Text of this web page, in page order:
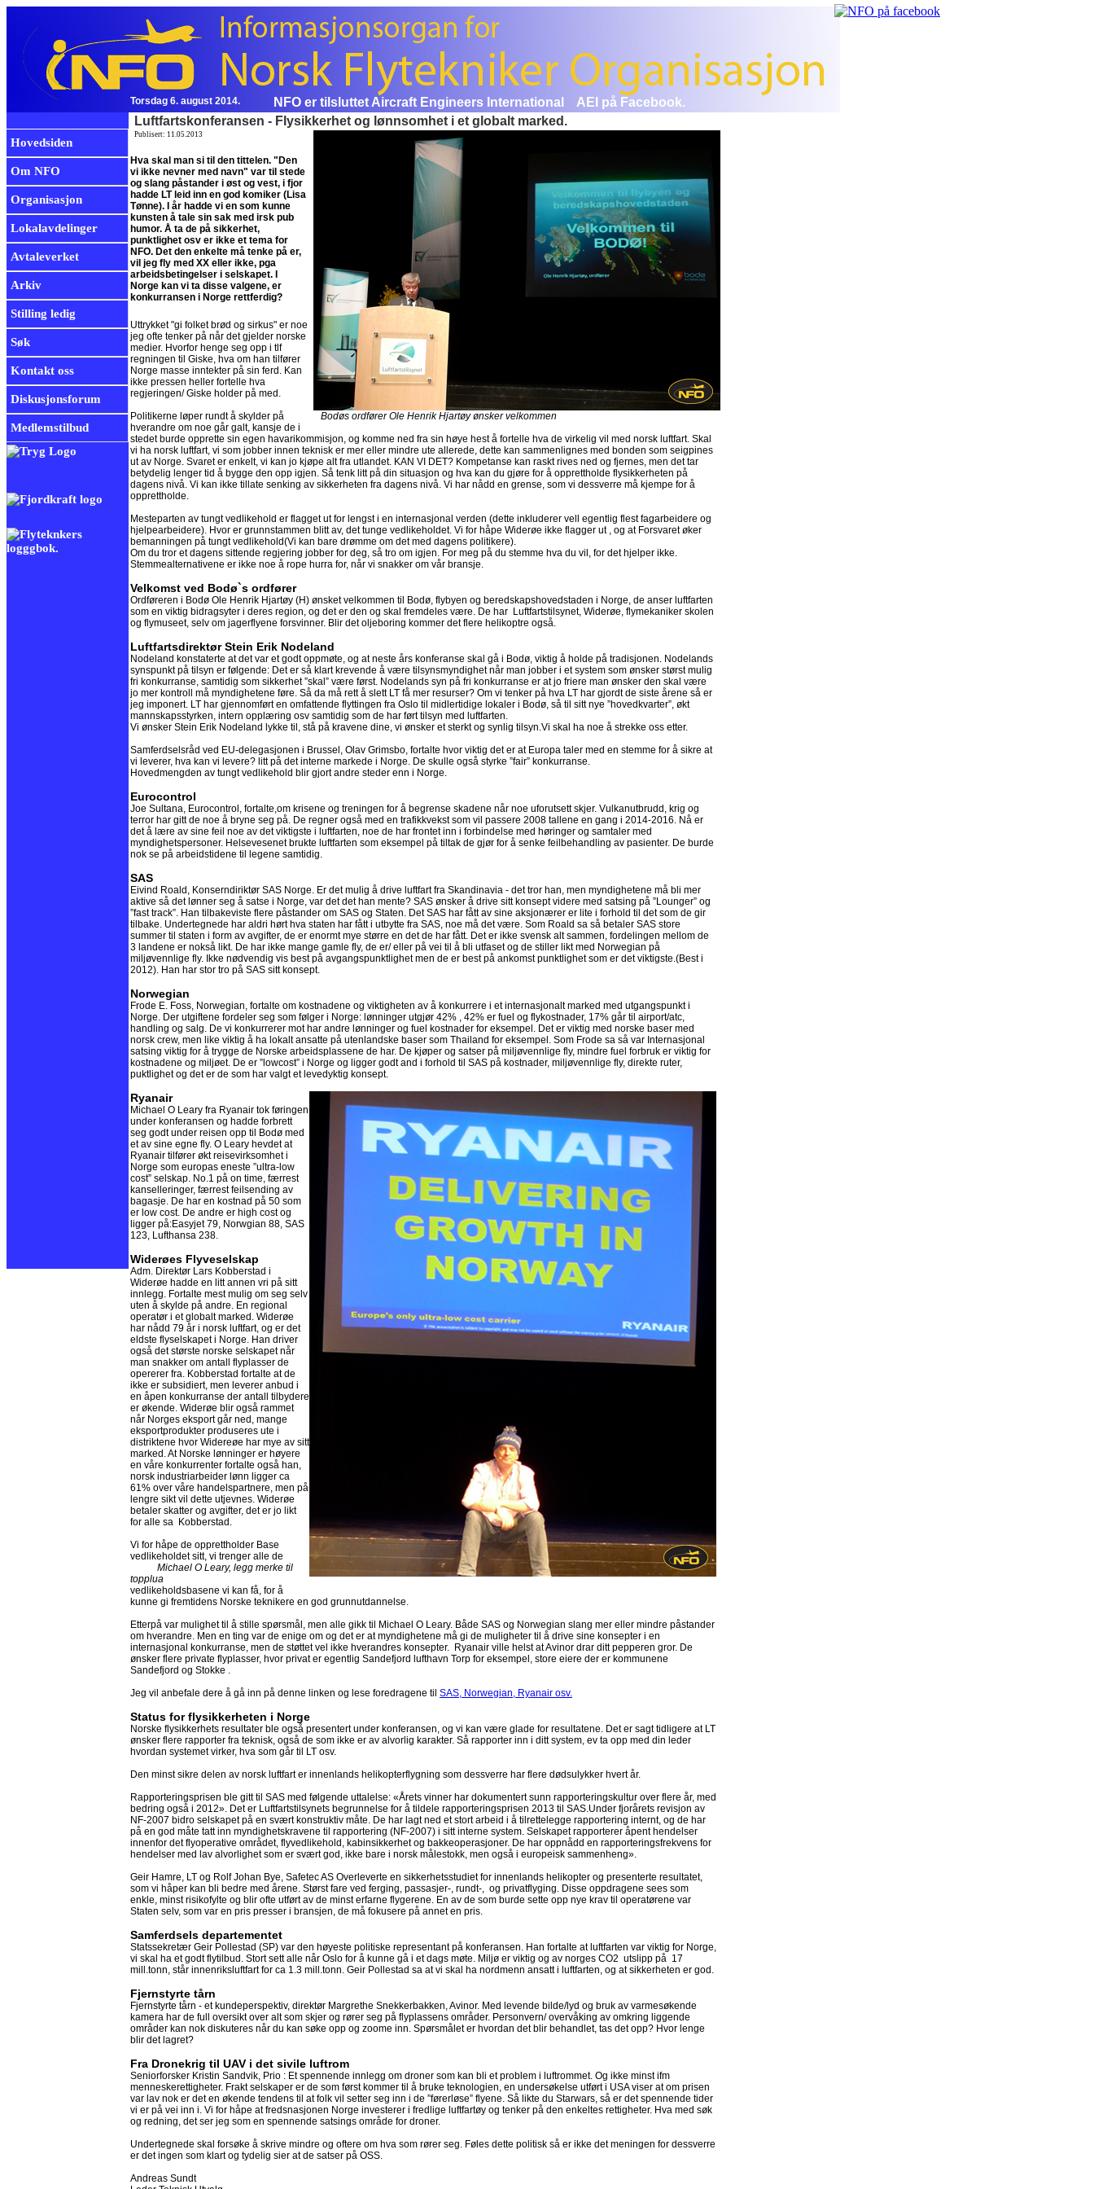
Torsdag 6. august 2014. NFO er tilsluttet Aircraft Engineers International AEI på Facebook.
Hovedsiden
Om NFO
Organisasjon
Lokalavdelinger
Avtaleverket
Arkiv
Stilling ledig
Søk
Kontakt oss
Diskusjonsforum
Medlemstilbud
Luftfartskonferansen - Flysikkerhet og lønnsomhet i et globalt marked.
Publisert: 11.05.2013
Hva skal man si til den tittelen. "Den
vi ikke nevner med navn" var til stede
og slang påstander i øst og vest, i fjor
hadde LT leid inn en god komiker (Lisa
Tønne). I år hadde vi en som kunne
kunsten å tale sin sak med irsk pub
humor. Å ta de på sikkerhet,
punktlighet osv er ikke et tema for
NFO. Det den enkelte må tenke på er,
vil jeg fly med XX eller ikke, pga
arbeidsbetingelser i selskapet. I
Norge kan vi ta disse valgene, er
konkurransen i Norge rettferdig?
Uttrykket "gi folket brød og sirkus" er noe
jeg ofte tenker på når det gjelder norske
medier. Hvorfor henge seg opp i tlf
regningen til Giske, hva om han tilfører
Norge masse inntekter på sin ferd. Kan
ikke pressen heller fortelle hva
regjeringen/ Giske holder på med.
Politikerne løper rundt å skylder på Bodøs ordfører Ole Henrik Hjartøy ønsker velkommen
hverandre om noe går galt, kansje de i
stedet burde opprette sin egen havarikommisjon, og komme ned fra sin høye hest å fortelle hva de virkelig vil med norsk luftfart. Skal
vi ha norsk luftfart, vi som jobber innen teknisk er mer eller mindre ute allerede, dette kan sammenlignes med bonden som seigpines
ut av Norge. Svaret er enkelt, vi kan jo kjøpe alt fra utlandet. KAN VI DET? Kompetanse kan raskt rives ned og fjernes, men det tar
betydelig lenger tid å bygge den opp igjen. Så tenk litt på din situasjon og hva kan du gjøre for å opprettholde flysikkerheten på
dagens nivå. Vi kan ikke tillate senking av sikkerheten fra dagens nivå. Vi har nådd en grense, som vi dessverre må kjempe for å
opprettholde.
Mesteparten av tungt vedlikehold er flagget ut for lengst i en internasjonal verden (dette inkluderer vell egentlig flest fagarbeidere og
hjelpearbeidere). Hvor er grunnstammen blitt av, det tunge vedlikeholdet. Vi for håpe Widerøe ikke flagger ut , og at Forsvaret øker
bemanningen på tungt vedlikehold(Vi kan bare drømme om det med dagens politikere).
Om du tror et dagens sittende regjering jobber for deg, så tro om igjen. For meg på du stemme hva du vil, for det hjelper ikke.
Stemmealternativene er ikke noe å rope hurra for, når vi snakker om vår bransje.
Velkomst ved Bodø`s ordfører
Ordføreren i Bodø Ole Henrik Hjartøy (H) ønsket velkommen til Bodø, flybyen og beredskapshovedstaden i Norge, de anser luftfarten
som en viktig bidragsyter i deres region, og det er den og skal fremdeles være. De har Luftfartstilsynet, Widerøe, flymekaniker skolen
og flymuseet, selv om jagerflyene forsvinner. Blir det oljeboring kommer det flere helikoptre også.
Luftfartsdirektør Stein Erik Nodeland
Nodeland konstaterte at det var et godt oppmøte, og at neste års konferanse skal gå i Bodø, viktig å holde på tradisjonen. Nodelands
synspunkt på tilsyn er følgende: Det er så klart krevende å være tilsynsmyndighet når man jobber i et system som ønsker størst mulig
fri konkurranse, samtidig som sikkerhet ”skal” være først. Nodelands syn på fri konkurranse er at jo friere man ønsker den skal være
jo mer kontroll må myndighetene føre. Så da må rett å slett LT få mer resurser? Om vi tenker på hva LT har gjordt de siste årene så er
jeg imponert. LT har gjennomført en omfattende flyttingen fra Oslo til midlertidige lokaler i Bodø, så til sitt nye ”hovedkvarter”, økt
mannskapsstyrken, intern opplæring osv samtidig som de har ført tilsyn med luftfarten.
Vi ønsker Stein Erik Nodeland lykke til, stå på kravene dine, vi ønsker et sterkt og synlig tilsyn.Vi skal ha noe å strekke oss etter.
Samferdselsråd ved EU-delegasjonen i Brussel, Olav Grimsbo, fortalte hvor viktig det er at Europa taler med en stemme for å sikre at
vi leverer, hva kan vi levere? litt på det interne markede i Norge. De skulle også styrke ”fair” konkurranse.
Hovedmengden av tungt vedlikehold blir gjort andre steder enn i Norge.
Eurocontrol
Joe Sultana, Eurocontrol, fortalte,om krisene og treningen for å begrense skadene når noe uforutsett skjer. Vulkanutbrudd, krig og
terror har gitt de noe å bryne seg på. De regner også med en trafikkvekst som vil passere 2008 tallene en gang i 2014-2016. Nå er
det å lære av sine feil noe av det viktigste i luftfarten, noe de har frontet inn i forbindelse med høringer og samtaler med
myndighetspersoner. Helsevesenet brukte luftfarten som eksempel på tiltak de gjør for å senke feilbehandling av pasienter. De burde
nok se på arbeidstidene til legene samtidig.
SAS
Eivind Roald, Konserndiriktør SAS Norge. Er det mulig å drive luftfart fra Skandinavia - det tror han, men myndighetene må bli mer
aktive så det lønner seg å satse i Norge, var det det han mente? SAS ønsker å drive sitt konsept videre med satsing på ”Lounger” og
”fast track”. Han tilbakeviste flere påstander om SAS og Staten. Det SAS har fått av sine aksjonærer er lite i forhold til det som de gir
tilbake. Undertegnede har aldri hørt hva staten har fått i utbytte fra SAS, noe må det være. Som Roald sa så betaler SAS store
summer til staten i form av avgifter, de er enormt mye større en det de har fått. Det er ikke svensk alt sammen, fordelingen mellom de
3 landene er nokså likt. De har ikke mange gamle fly, de er/ eller på vei til å bli utfaset og de stiller likt med Norwegian på
miljøvennlige fly. Ikke nødvendig vis best på avgangspunktlighet men de er best på ankomst punktlighet som er det viktigste.(Best i
2012). Han har stor tro på SAS sitt konsept.
Norwegian
Frode E. Foss, Norwegian, fortalte om kostnadene og viktigheten av å konkurrere i et internasjonalt marked med utgangspunkt i
Norge. Der utgiftene fordeler seg som følger i Norge: lønninger utgjør 42% , 42% er fuel og flykostnader, 17% går til airport/atc,
handling og salg. De vi konkurrerer mot har andre lønninger og fuel kostnader for eksempel. Det er viktig med norske baser med
norsk crew, men like viktig å ha lokalt ansatte på utenlandske baser som Thailand for eksempel. Som Frode sa så var Internasjonal
satsing viktig for å trygge de Norske arbeidsplassene de har. De kjøper og satser på miljøvennlige fly, mindre fuel forbruk er viktig for
kostnadene og miljøet. De er ”lowcost” i Norge og ligger godt and i forhold til SAS på kostnader, miljøvennlige fly, direkte ruter,
puktlighet og det er de som har valgt et levedyktig konsept.
Ryanair
Michael O Leary fra Ryanair tok føringen
under konferansen og hadde forbrett
seg godt under reisen opp til Bodø med
et av sine egne fly. O Leary hevdet at
Ryanair tilfører økt reisevirksomhet i
Norge som europas eneste ”ultra-low
cost” selskap. No.1 på on time, færrest
kanselleringer, færrest feilsending av
bagasje. De har en kostnad på 50 som
er low cost. De andre er high cost og
ligger på:Easyjet 79, Norwgian 88, SAS
123, Lufthansa 238.
Widerøes Flyveselskap
Adm. Direktør Lars Kobberstad i
Widerøe hadde en litt annen vri på sitt
innlegg. Fortalte mest mulig om seg selv
uten å skylde på andre. En regional
operatør i et globalt marked. Widerøe
har nådd 79 år i norsk luftfart, og er det
eldste flyselskapet i Norge. Han driver
også det største norske selskapet når
man snakker om antall flyplasser de
opererer fra. Kobberstad fortalte at de
ikke er subsidiert, men leverer anbud i
en åpen konkurranse der antall tilbydere
er økende. Widerøe blir også rammet
når Norges eksport går ned, mange
eksportprodukter produseres ute i
distriktene hvor Widereøe har mye av sitt
marked. At Norske lønninger er høyere
en våre konkurrenter fortalte også han,
norsk industriarbeider lønn ligger ca
61% over våre handelspartnere, men på
lengre sikt vil dette utjevnes. Widerøe
betaler skatter og avgifter, det er jo likt
for alle sa Kobberstad.
Vi for håpe de opprettholder Base
vedlikeholdet sitt, vi trenger alle de
Michael O Leary, legg merke til
topplua
vedlikeholdsbasene vi kan få, for å
kunne gi fremtidens Norske teknikere en god grunnutdannelse.
Etterpå var mulighet til å stille spørsmål, men alle gikk til Michael O Leary. Både SAS og Norwegian slang mer eller mindre påstander
om hverandre. Men en ting var de enige om og det er at myndighetene må gi de muligheter til å drive sine konsepter i en
internasjonal konkurranse, men de støttet vel ikke hverandres konsepter. Ryanair ville helst at Avinor drar ditt pepperen gror. De
ønsker flere private flyplasser, hvor privat er egentlig Sandefjord lufthavn Torp for eksempel, store eiere der er kommunene
Sandefjord og Stokke .
Jeg vil anbefale dere å gå inn på denne linken og lese foredragene til SAS, Norwegian, Ryanair osv.
Status for flysikkerheten i Norge
Norske flysikkerhets resultater ble også presentert under konferansen, og vi kan være glade for resultatene. Det er sagt tidligere at LT
ønsker flere rapporter fra teknisk, også de som ikke er av alvorlig karakter. Så rapporter inn i ditt system, ev ta opp med din leder
hvordan systemet virker, hva som går til LT osv.
Den minst sikre delen av norsk luftfart er innenlands helikopterflygning som dessverre har flere dødsulykker hvert år.
Rapporteringsprisen ble gitt til SAS med følgende uttalelse: «Årets vinner har dokumentert sunn rapporteringskultur over flere år, med
bedring også i 2012». Det er Luftfartstilsynets begrunnelse for å tildele rapporteringsprisen 2013 til SAS.Under fjorårets revisjon av
NF-2007 bidro selskapet på en svært konstruktiv måte. De har lagt ned et stort arbeid i å tilrettelegge rapportering internt, og de har
på en god måte tatt inn myndighetskravene til rapportering (NF-2007) i sitt interne system. Selskapet rapporterer åpent hendelser
innenfor det flyoperative området, flyvedlikehold, kabinsikkerhet og bakkeoperasjoner. De har oppnådd en rapporteringsfrekvens for
hendelser med lav alvorlighet som er svært god, ikke bare i norsk målestokk, men også i europeisk sammenheng».
Geir Hamre, LT og Rolf Johan Bye, Safetec AS Overleverte en sikkerhetsstudiet for innenlands helikopter og presenterte resultatet,
som vi håper kan bli bedre med årene. Størst fare ved ferging, passasjer-, rundt-, og privatflyging. Disse oppdragene sees som
enkle, minst risikofylte og blir ofte utført av de minst erfarne flygerene. En av de som burde sette opp nye krav til operatørene var
Staten selv, som var en pris presser i bransjen, de må fokusere på annet en pris.
Samferdsels departementet
Statssekretær Geir Pollestad (SP) var den høyeste politiske representant på konferansen. Han fortalte at luftfarten var viktig for Norge,
vi skal ha et godt flytilbud. Stort sett alle når Oslo for å kunne gå i et dags møte. Miljø er viktig og av norges CO2 utslipp på 17
mill.tonn, står innenriksluftfart for ca 1.3 mill.tonn. Geir Pollestad sa at vi skal ha nordmenn ansatt i luftfarten, og at sikkerheten er god.
Fjernstyrte tårn
Fjernstyrte tårn - et kundeperspektiv, direktør Margrethe Snekkerbakken, Avinor. Med levende bilde/lyd og bruk av varmesøkende
kamera har de full oversikt over alt som skjer og rører seg på flyplassens områder. Personvern/ overvåking av omkring liggende
områder kan nok diskuteres når du kan søke opp og zoome inn. Spørsmålet er hvordan det blir behandlet, tas det opp? Hvor lenge
blir det lagret?
Fra Dronekrig til UAV i det sivile luftrom
Seniorforsker Kristin Sandvik, Prio : Et spennende innlegg om droner som kan bli et problem i luftrommet. Og ikke minst ifm
menneskerettigheter. Frakt selskaper er de som først kommer til å bruke teknologien, en undersøkelse utført i USA viser at om prisen
var lav nok er det en økende tendens til at folk vil setter seg inn i de ”førerløse” flyene. Så likte du Starwars, så er det spennende tider
vi er på vei inn i. Vi for håpe at fredsnasjonen Norge investerer i fredlige luftfartøy og tenker på den enkeltes rettigheter. Hva med søk
og redning, det ser jeg som en spennende satsings område for droner.
Undertegnede skal forsøke å skrive mindre og oftere om hva som rører seg. Føles dette politisk så er ikke det meningen for dessverre
er det ingen som klart og tydelig sier at de satser på OSS.
Andreas Sundt